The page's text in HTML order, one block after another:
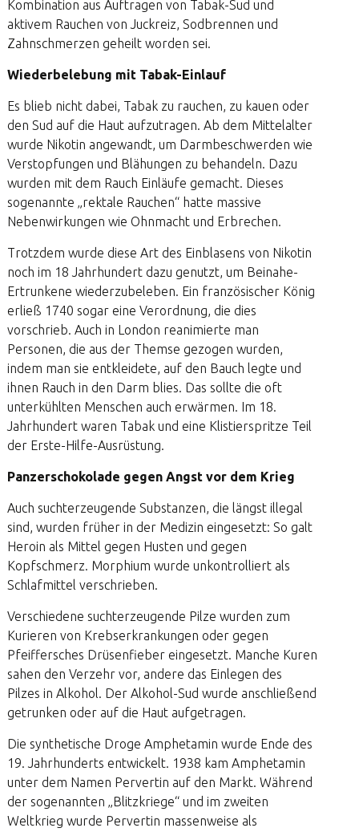
Kombination aus Auftragen von Tabak-Sud und
aktivem Rauchen von Juckreiz, Sodbrennen und
Zahnschmerzen geheilt worden sei.
Wiederbelebung mit Tabak-Einlauf
Es blieb nicht dabei, Tabak zu rauchen, zu kauen oder
den Sud auf die Haut aufzutragen. Ab dem Mittelalter
wurde Nikotin angewandt, um Darmbeschwerden wie
Verstopfungen und Blähungen zu behandeln. Dazu
wurden mit dem Rauch Einläufe gemacht. Dieses
sogenannte „rektale Rauchen“ hatte massive
Nebenwirkungen wie Ohnmacht und Erbrechen.
Trotzdem wurde diese Art des Einblasens von Nikotin
noch im 18 Jahrhundert dazu genutzt, um Beinahe-
Ertrunkene wiederzubeleben. Ein französischer König
erließ 1740 sogar eine Verordnung, die dies
vorschrieb. Auch in London reanimierte man
Personen, die aus der Themse gezogen wurden,
indem man sie entkleidete, auf den Bauch legte und
ihnen Rauch in den Darm blies. Das sollte die oft
unterkühlten Menschen auch erwärmen. Im 18.
Jahrhundert waren Tabak und eine Klistierspritze Teil
der Erste-Hilfe-Ausrüstung.
Panzerschokolade gegen Angst vor dem Krieg
Auch suchterzeugende Substanzen, die längst illegal
sind, wurden früher in der Medizin eingesetzt: So galt
Heroin als Mittel gegen Husten und gegen
Kopfschmerz. Morphium wurde unkontrolliert als
Schlafmittel verschrieben.
Verschiedene suchterzeugende Pilze wurden zum
Kurieren von Krebserkrankungen oder gegen
Pfeiffersches Drüsenfieber eingesetzt. Manche Kuren
sahen den Verzehr vor, andere das Einlegen des
Pilzes in Alkohol. Der Alkohol-Sud wurde anschließend
getrunken oder auf die Haut aufgetragen.
Die synthetische Droge Amphetamin wurde Ende des
19. Jahrhunderts entwickelt. 1938 kam Amphetamin
unter dem Namen Pervertin auf den Markt. Während
der sogenannten „Blitzkriege“ und im zweiten
Weltkrieg wurde Pervertin massenweise als